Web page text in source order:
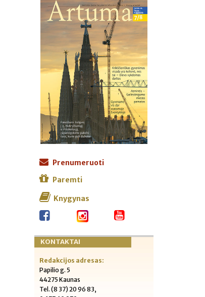
Prenumeruoti
Paremti
Knygynas
KONTAKTAI
Redakcijos adresas:
Papilio g. 5
44275 Kaunas
Tel. (8 37) 20 96 83,